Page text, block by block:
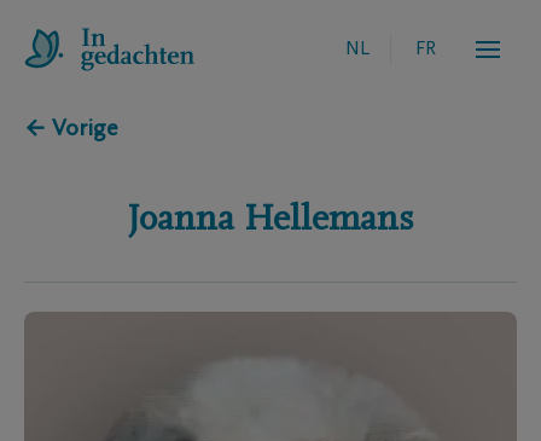
NL FR
← Vorige
Joanna Hellemans